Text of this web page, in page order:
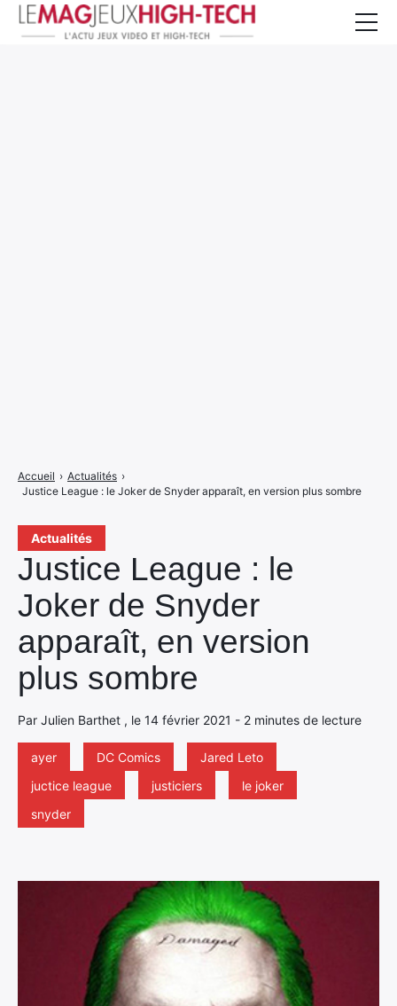
Actualités
Justice League : le
Joker de Snyder
apparaît, en version
plus sombre
Par Julien Barthet , le 14 février 2021 - 2 minutes de lecture
ayer DC Comics
Jared Leto
juctice league
justiciers
le joker
snyder
Accueil › Actualités ›
Justice League : le Joker de Snyder apparaît, en version plus sombre